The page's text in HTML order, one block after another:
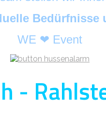
Bedürfnisse
WE ❤ Event
-